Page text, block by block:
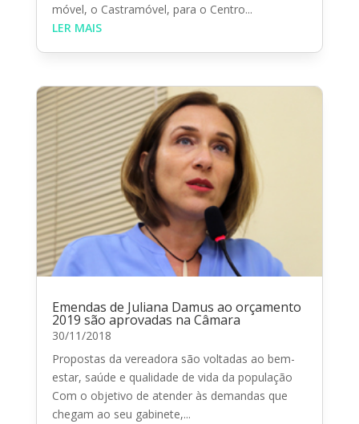
móvel, o Castramóvel, para o Centro...
LER MAIS
Emendas de Juliana Damus ao orçamento
2019 são aprovadas na Câmara
30/11/2018
Propostas da vereadora são voltadas ao bem-
estar, saúde e qualidade de vida da população
Com o objetivo de atender às demandas que
chegam ao seu gabinete,...